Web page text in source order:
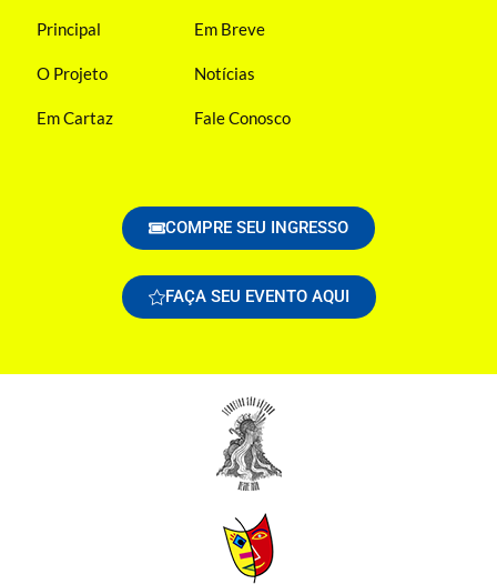
Principal
O Projeto
Em Cartaz
Em Breve
Notícias
Fale Conosco
COMPRE SEU INGRESSO
FAÇA SEU EVENTO AQUI